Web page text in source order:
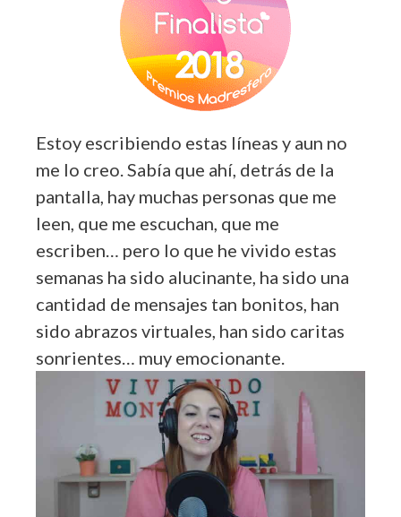
Estoy escribiendo estas líneas y aun no
me lo creo. Sabía que ahí, detrás de la
pantalla, hay muchas personas que me
leen, que me escuchan, que me
escriben… pero lo que he vivido estas
semanas ha sido alucinante, ha sido una
cantidad de mensajes tan bonitos, han
sido abrazos virtuales, han sido caritas
sonrientes… muy emocionante.